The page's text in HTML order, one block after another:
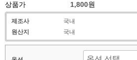
상품가 1,800원
제조사
국내
원산지
국내